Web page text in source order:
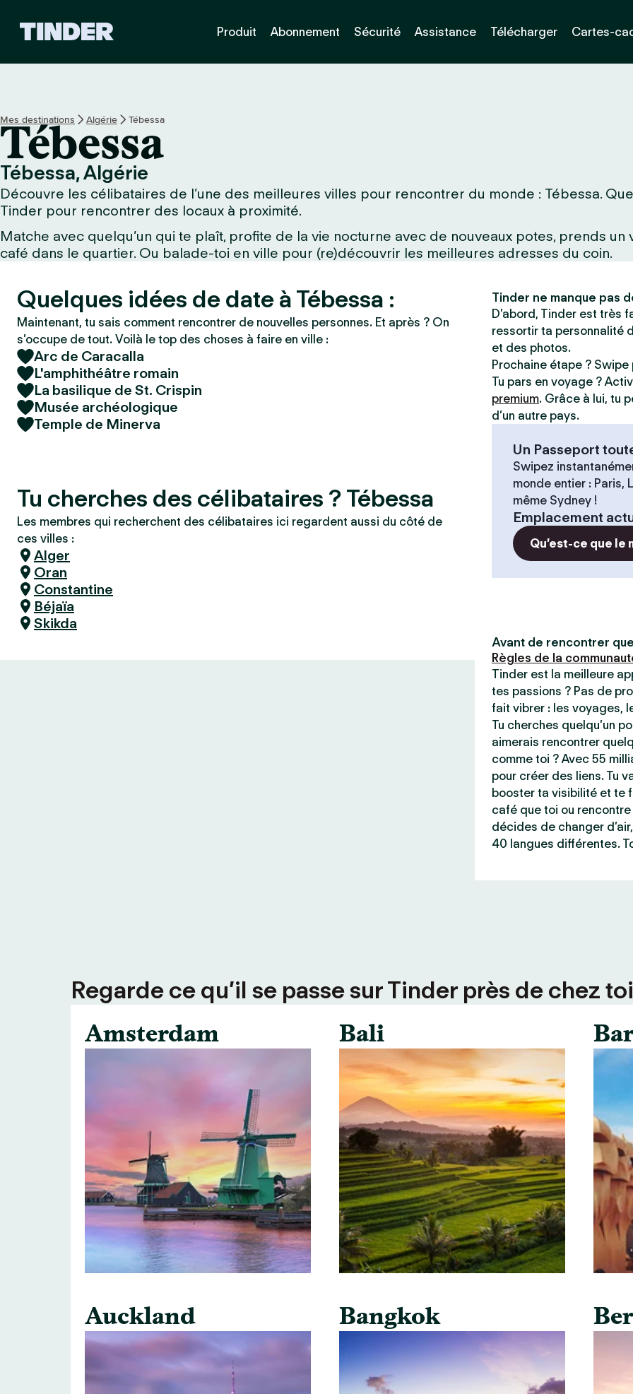
l
T
i
n
d
e
r
Produit Abonnement Sécurité Assistance Télécharger Cartes-
Mes destinations Algérie Tébessa
Tébessa
Tébessa, Algérie
Découvre les célibataires de l’une des meilleures villes pour rencontrer du monde : Tébessa.
Tinder pour rencontrer des locaux à proximité.
Matche avec quelqu’un qui te plaît, profite de la vie nocturne avec de nouveaux potes, prends
café dans le quartier. Ou balade-toi en ville pour (re)découvrir les meilleures adresses du coin.
Quelques idées de date à Tébessa :
Maintenant, tu sais comment rencontrer de nouvelles personnes. Et après ? On
s’occupe de tout. Voilà le top des choses à faire en ville :
Arc de Caracalla
L'amphithéâtre romain
La basilique de St. Crispin
Musée archéologique
Temple de Minerva
Tu cherches des célibataires ? Tébessa
Les membres qui recherchent des célibataires ici regardent aussi du côté de
ces villes :
Alger
Oran
Constantine
Béjaïa
Skikda
Tinder ne manque pas
D’abord, Tinder est très
ressortir ta personnalité
et des photos.
Prochaine étape ?
Tu pars en voyage ?
premium. Grâce à lui, tu
d’un autre pays.
Un Passeport
Swipez
monde entier : Paris,
même Sydney !
Emplacement
Qu’est-ce que le
Avant de rencontrer
Règles de la
Tinder est la meilleure
tes passions ? Pas de
fait vibrer : les voyages,
Tu cherches quelqu’un
aimerais rencontrer
comme toi ? Avec 55
pour créer des liens. Tu
booster ta visibilité et te
café que toi ou
décides de changer
40 langues différentes.
Regarde ce qu’il se passe sur Tinder près de chez
Amsterdam
Auckland
Bali
Bangkok